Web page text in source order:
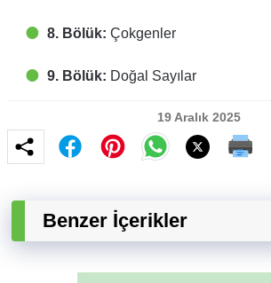
8. Bölük: Çokgenler
9. Bölük: Doğal Sayılar
19 Aralık 2025
Benzer İçerikler